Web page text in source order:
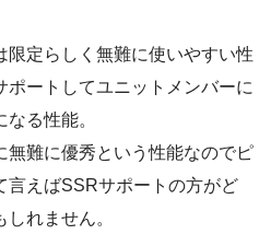
定らしく無難に使いやすい性
ートしてユニットメンバーに
る性能。
難に優秀という性能なのでピ
言えばSSRサポートの方がど
れません。